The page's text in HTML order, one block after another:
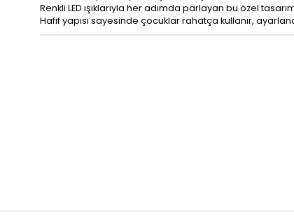
Renkli LED ışıklarıyla her adımda parlayan bu özel
Hafif yapısı sayesinde çocuklar rahatça kullanır,